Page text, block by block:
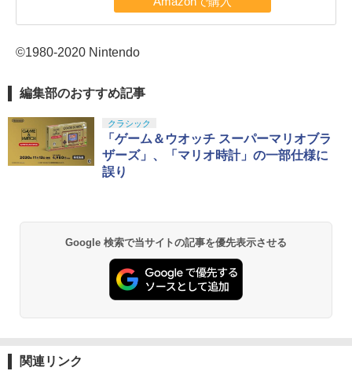
©1980-2020 Nintendo
編集部のおすすめ記事
クラシック
「ゲーム＆ウオッチ スーパーマリオブラ
ザーズ」、「マリオ時計」の一部仕様に
誤り
Google 検索で当サイトの記事を優先表示させる
関連リンク